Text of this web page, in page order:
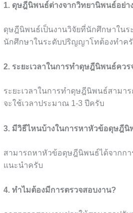
1. ดุษฎีนิพนธ์ต่างจากวิทยานิพนธ์อย่า
ดุษฎีนิพนธ์เป็นงานวิจัยที่นักศึกษาใน
นักศึกษาในระดับปริญญาโทต้องทำค
2. ระยะเวลาในการทำดุษฎีนิพนธ์ควร
ระยะเวลาในการทำดุษฎีนิพนธ์สามา
จะใช้เวลาประมาณ 1-3 ปีครับ
3. มีวิธีไหนบ้างในการหาหัวข้อดุษฎีนิ
สามารถหาหัวข้อดุษฎีนิพนธ์ได้จากกา
แนะนำครับ
4. ทำไมต้องมีการตรวจสอบงาน?